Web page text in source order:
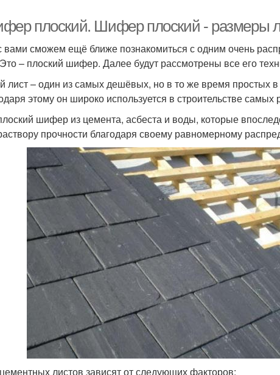
плоский. Шифер плоский - размеры
вами сможем ещё ближе познакомиться с одним очень
– плоский шифер. Далее будут рассмотрены все его
лист – один из самых дешёвых, но в то же время простых
этому он широко используется в строительстве самых
шифер из цемента, асбеста и воды, которые
прочности благодаря своему равномерному
листов зависят от следующих факторов: